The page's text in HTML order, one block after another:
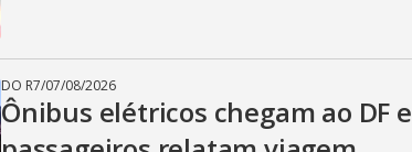
DO R7/07/08/2026
Ônibus elétricos chegam ao DF e